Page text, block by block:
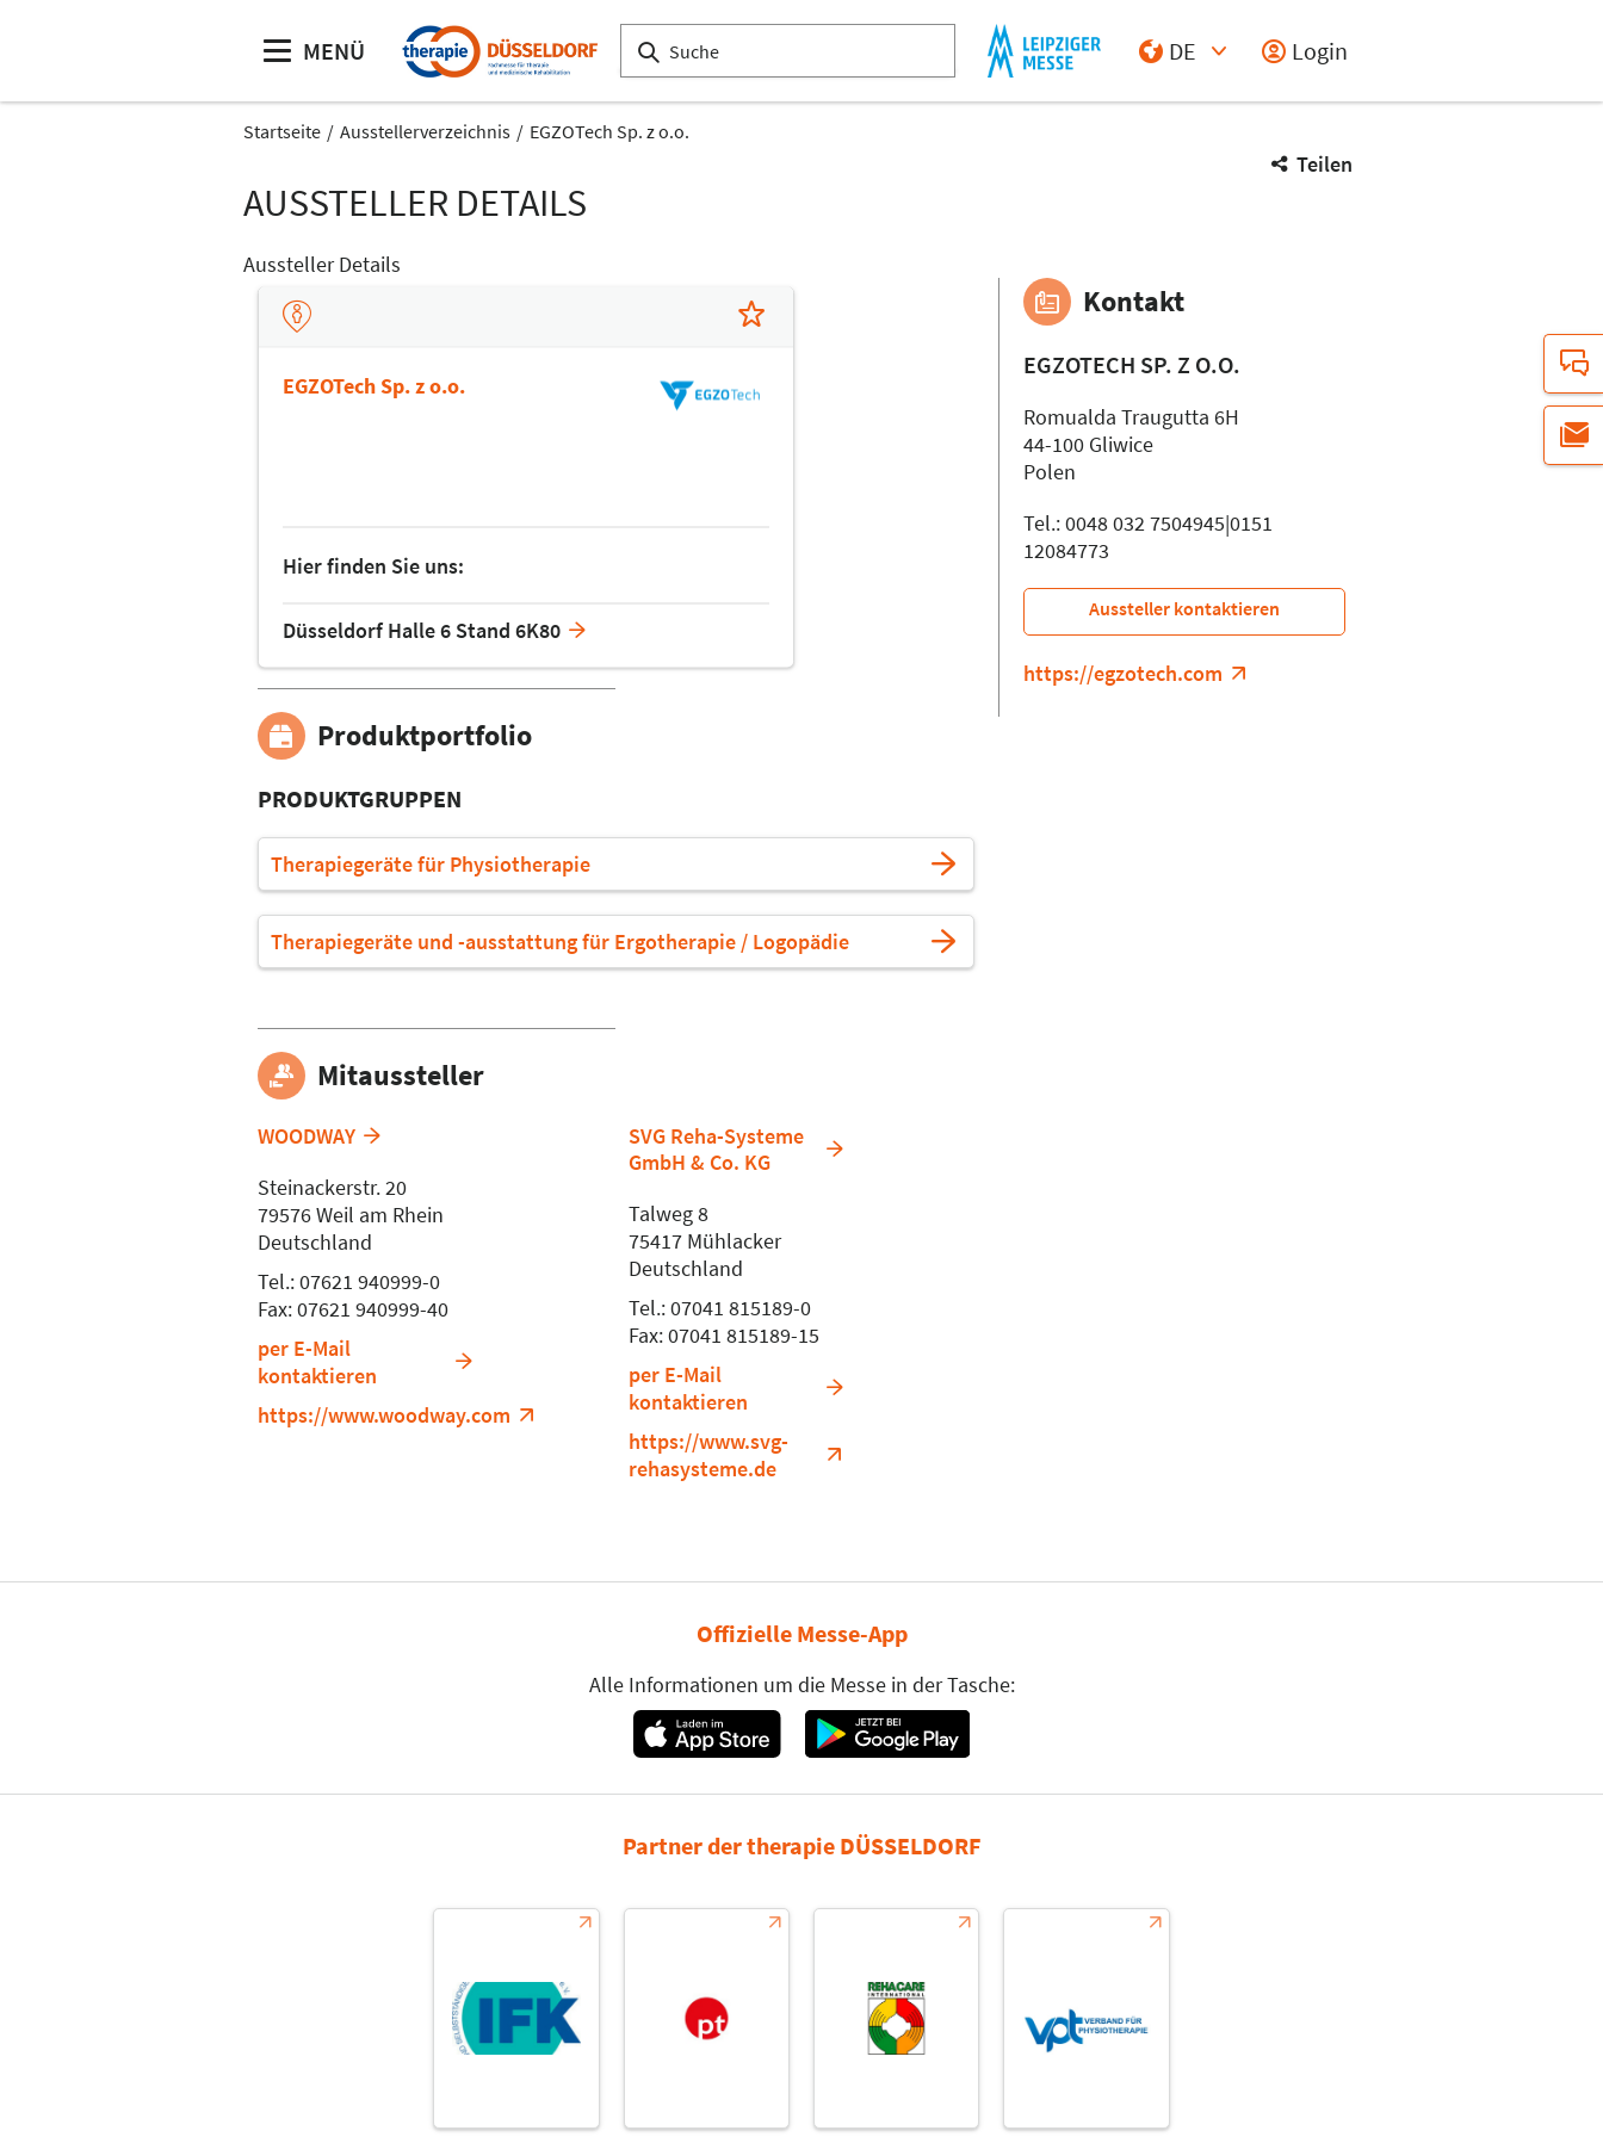
MENÜ
DE
Login
Startseite Ausstellerverzeichnis EGZOTech Sp. z o.o.
Teilen
AUSSTELLER DETAILS
Aussteller Details
EGZOTech Sp. z o.o.
Hier finden Sie uns:
Düsseldorf Halle 6 Stand 6K80
Produktportfolio
PRODUKTGRUPPEN
Therapiegeräte für Physiotherapie
Therapiegeräte und -ausstattung für Ergotherapie / Logopädie
Mitaussteller
WOODWAY
Steinackerstr. 20
79576 Weil am Rhein
Deutschland
Tel.: 07621 940999-0
Fax: 07621 940999-40
per E-Mail
kontaktieren
https://www.woodway.com
SVG Reha-Systeme
GmbH & Co. KG
Talweg 8
75417 Mühlacker
Deutschland
Tel.: 07041 815189-0
Fax: 07041 815189-15
per E-Mail
kontaktieren
https://www.svg-
rehasysteme.de
Kontakt
EGZOTECH SP. Z O.O.
Romualda Traugutta 6H
44-100 Gliwice
Polen
Tel.: 0048 032 7504945|0151
12084773
Aussteller kontaktieren
https://egzotech.com
Offizielle Messe-App
Alle Informationen um die Messe in der Tasche:
Partner der therapie DÜSSELDORF